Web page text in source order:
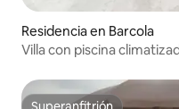
Residencia en Barcola
Villa con piscina